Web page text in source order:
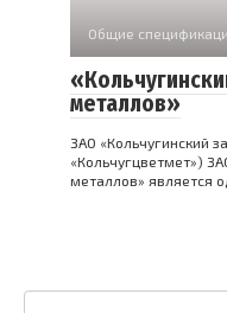
Общие
металлов»
ЗАО «Кольчугинский
«Кольчугцветмет»)
металлов» является
Поиск: